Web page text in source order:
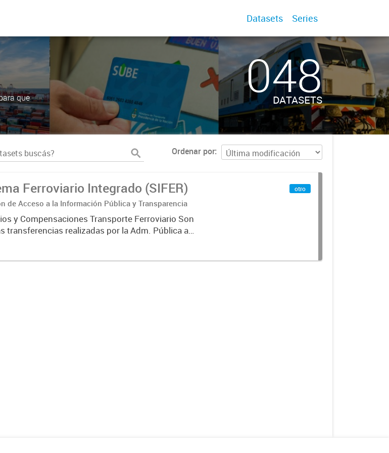
Datasets Series
que
048
DATASETS
Ordenar por
Ferroviario Integrado (SIFER)
de Acceso a la Información Pública y Transparencia
y Compensaciones Transporte Ferroviario Son
transferencias realizadas por la Adm. Pública a
otro